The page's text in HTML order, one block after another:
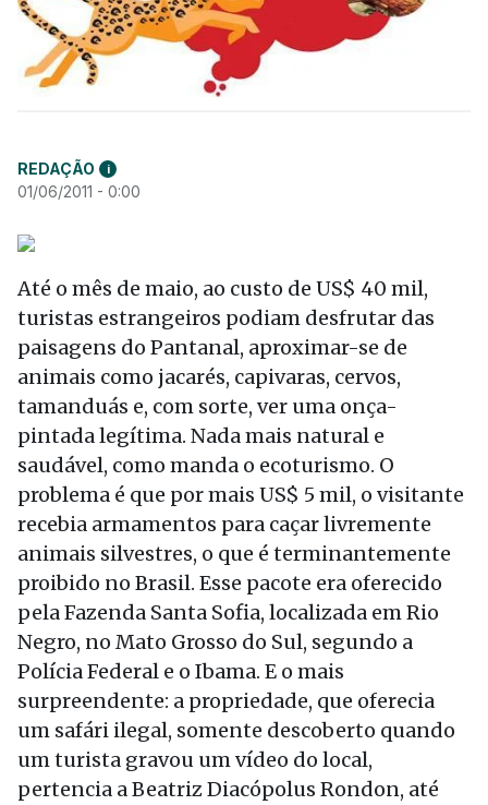
REDAÇÃO i
01/06/2011 - 0:00
Até o mês de maio, ao custo de US$ 40 mil,
turistas estrangeiros podiam desfrutar das
paisagens do Pantanal, aproximar-se de
animais como jacarés, capivaras, cervos,
tamanduás e, com sorte, ver uma onça-
pintada legítima. Nada mais natural e
saudável, como manda o ecoturismo. O
problema é que por mais US$ 5 mil, o visitante
recebia armamentos para caçar livremente
animais silvestres, o que é terminantemente
proibido no Brasil. Esse pacote era oferecido
pela Fazenda Santa Sofia, localizada em Rio
Negro, no Mato Grosso do Sul, segundo a
Polícia Federal e o Ibama. E o mais
surpreendente: a propriedade, que oferecia
um safári ilegal, somente descoberto quando
um turista gravou um vídeo do local,
pertencia a Beatriz Diacópolus Rondon, até